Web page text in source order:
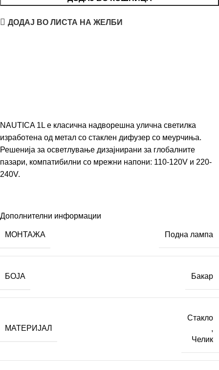
ДОДАЈ ВО ЛИСТА НА ЖЕЛБИ
NAUTICA 1L е класична надворешна улична светилка
изработена од метал со стаклен дифузер со меурчиња.
Решенија за осветлување дизајнирани за глобалните
пазари, компатибилни со мрежни напони: 110-120V и 220-
240V.
Дополнителни информации
МОНТАЖА Подна лампа
БОЈА Бакар
МАТЕРИЈАЛ
Стакло
,
Челик